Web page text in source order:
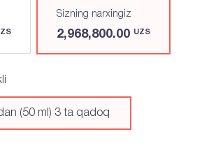
Sizning narxingiz
2,968,800.00 UZS
(50 ml) 3 ta qadoq